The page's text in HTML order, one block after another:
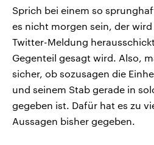
Sprich bei einem so
es nicht morgen sein, der
Twitter-Meldung
Gegenteil gesagt wird. Also,
sicher, ob sozusagen die
und seinem Stab gerade in
gegeben ist. Dafür hat es zu
Aussagen bisher gegeben.